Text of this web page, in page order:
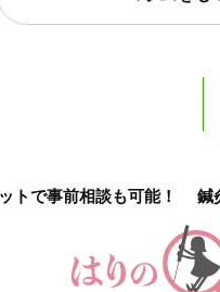
検索
トで事前相談も可能！ 鍼